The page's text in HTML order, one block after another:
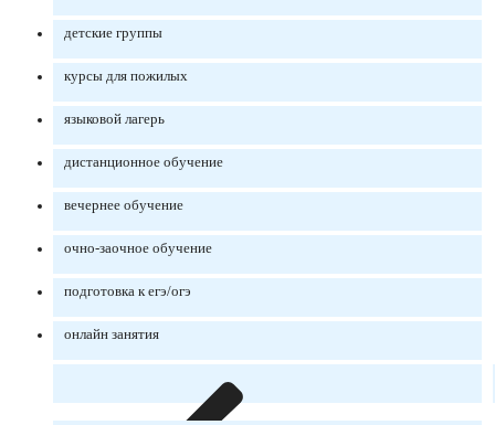
детские группы
курсы для пожилых
языковой лагерь
дистанционное обучение
вечернее обучение
очно-заочное обучение
подготовка к егэ/огэ
онлайн занятия